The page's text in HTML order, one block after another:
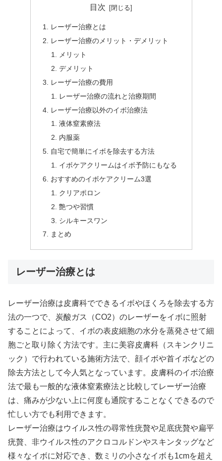
目次
レーザー治療とは
レーザー治療のメリット・デメリット
メリット
デメリット
レーザー治療の費用
レーザー治療の流れと治療期間
レーザー治療以外のイボ治療法
液体窒素療法
内服薬
自宅で簡単にイボを除去する方法
イボケアクリームはイボ予防にもなる
おすすめのイボケアクリーム3選
クリアポロン
艶つや習慣
シルキースワン
まとめ
レーザー治療とは
レーザー治療は皮膚科でできるイボやほくろを除去する方
法の一つで、炭酸ガス（CO2）のレーザーをイボに照射
することによって、イボの表皮細胞の水分を蒸発させて細
胞ごと取り除く方法です。主に美容皮膚科（スキンクリニ
ック）で行われている施術方法で、顔イボや首イボなどの
除去方法として今人気となっています。皮膚科のイボ治療
法で最も一般的な液体窒素療法と比較してレーザー治療
は、痛みが少ない上に何度も通院することなくできるので
忙しい方でも利用できます。
レーザー治療はウイルス性の尋常性疣贅や足底疣贅や扁平
疣贅、非ウイルス性のアクロコルドンやスキンタッグなど
様々なイボに対応でき、数ミリの小さなイボも1cmを超え